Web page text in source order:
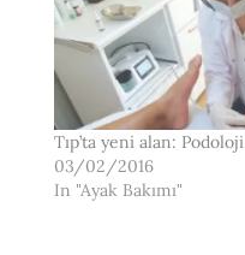
Tıp’ta yeni alan: Podoloji
03/02/2016
In "Ayak Bakımı"